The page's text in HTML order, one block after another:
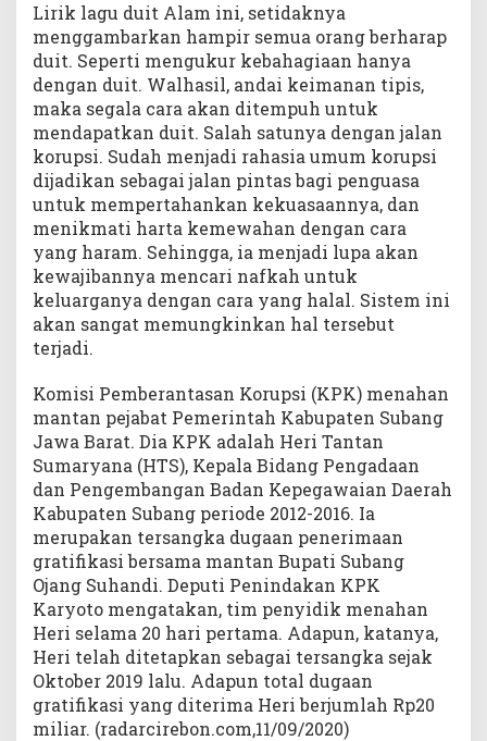
Lirik lagu duit Alam ini, setidaknya
menggambarkan hampir semua orang berharap
duit. Seperti mengukur kebahagiaan hanya
dengan duit. Walhasil, andai keimanan tipis,
maka segala cara akan ditempuh untuk
mendapatkan duit. Salah satunya dengan jalan
korupsi. Sudah menjadi rahasia umum korupsi
dijadikan sebagai jalan pintas bagi penguasa
untuk mempertahankan kekuasaannya, dan
menikmati harta kemewahan dengan cara
yang haram. Sehingga, ia menjadi lupa akan
kewajibannya mencari nafkah untuk
keluarganya dengan cara yang halal. Sistem ini
akan sangat memungkinkan hal tersebut
terjadi.
Komisi Pemberantasan Korupsi (KPK) menahan
mantan pejabat Pemerintah Kabupaten Subang
Jawa Barat. Dia KPK adalah Heri Tantan
Sumaryana (HTS), Kepala Bidang Pengadaan
dan Pengembangan Badan Kepegawaian Daerah
Kabupaten Subang periode 2012-2016. Ia
merupakan tersangka dugaan penerimaan
gratifikasi bersama mantan Bupati Subang
Ojang Suhandi. Deputi Penindakan KPK
Karyoto mengatakan, tim penyidik menahan
Heri selama 20 hari pertama. Adapun, katanya,
Heri telah ditetapkan sebagai tersangka sejak
Oktober 2019 lalu. Adapun total dugaan
gratifikasi yang diterima Heri berjumlah Rp20
miliar. (radarcirebon.com,11/09/2020)